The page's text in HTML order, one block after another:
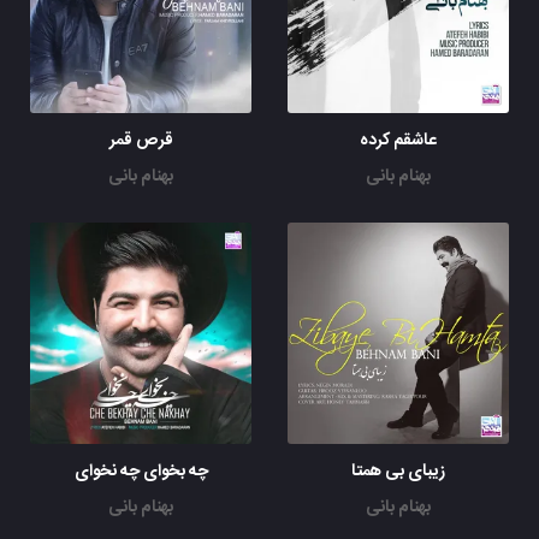
عاشقم کرده
بهنام بانی
قرص قمر
بهنام بانی
زیبای بی همتا
بهنام بانی
چه بخوای چه نخوای
بهنام بانی